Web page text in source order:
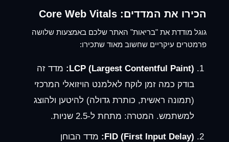
הכירו את המדדים: Core Web Vitals
גוגל מודדת את "בריאות" האתר שלכם באמצעות שלושה
פרמטרים עיקריים שחשוב מאוד שתכירו:
LCP (Largest Contentful Paint):
מדד זה
בודק כמה זמן לוקח לאלמנט הויזואלי המרכזי
(תמונה ראשית, כותרת גדולה) להיטען ולהוצג
למשתמש. המטרה: מתחת ל-2.5 שניות.
FID (First Input Delay):
מדד הבוחן